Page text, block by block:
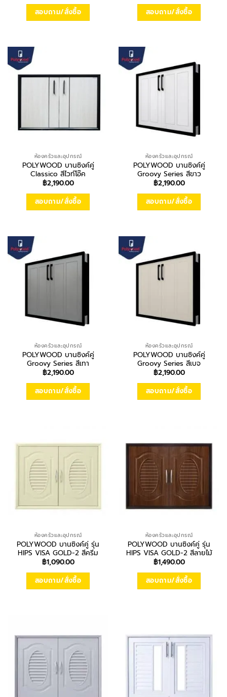
สอบถาม/สั่งซื้อ สอบถาม/สั่งซื้อ
ห้องครัวและอุปกรณ์
POLYWOOD บานซิงค์คู่
Classico สีไวท์โอ๊ค
฿2,190.00
สอบถาม/สั่งซื้อ
ห้องครัวและอุปกรณ์
POLYWOOD บานซิงค์คู่
Groovy Series สีขาว
฿2,190.00
สอบถาม/สั่งซื้อ
ห้องครัวและอุปกรณ์
POLYWOOD บานซิงค์คู่
Groovy Series สีเทา
฿2,190.00
สอบถาม/สั่งซื้อ
ห้องครัวและอุปกรณ์
POLYWOOD บานซิงค์คู่
Groovy Series สีเบจ
฿2,190.00
สอบถาม/สั่งซื้อ
ห้องครัวและอุปกรณ์
POLYWOOD บานซิงค์คู่ รุ่น
HIPS VISA GOLD-2 สีครีม
฿1,090.00
สอบถาม/สั่งซื้อ
ห้องครัวและอุปกรณ์
POLYWOOD บานซิงค์คู่ รุ่น
HIPS VISA GOLD-2 สีลายไม้
฿1,490.00
สอบถาม/สั่งซื้อ